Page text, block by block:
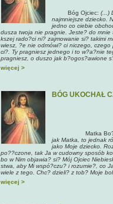
Bóg Ojciec: (...)
najmniejsze dziecko.
jedno co ciebie
dusza twoja nie pragnie. Jeste? do mnie
kszej rado?ci ni? zajmowanie si? takimi
wiesz, ?e nie odmówi? ci niczego,
ci?. Ty pragniesz jednego i to w?a?nie
pragniesz, o duszo jak b?ogos?awione
więcej >
BÓG UKOCHAŁ
Matka
jak Matka, to jednak
jako Moje dziecko.
po??czone, tak Ja w cudowny sposób
bo w Nim objawia? si? Mój Ojciec
stwa, aby Mi wspó?czu? i rozumie?, co
wiele z tego. Chc? dzieli? z tob? Moje
więcej >